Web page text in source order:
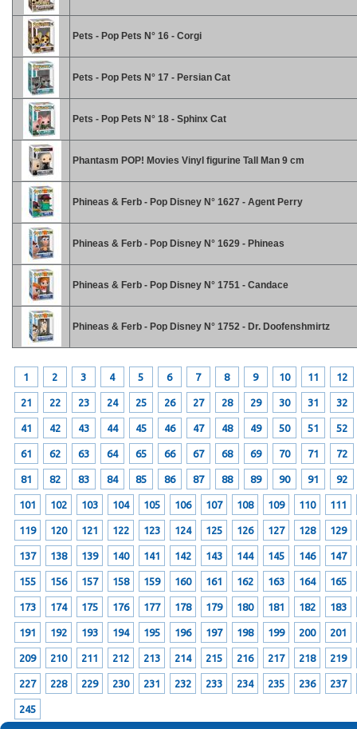
Pets - Pop Pets N° 16 - Corgi
Pets - Pop Pets N° 17 - Persian Cat
Pets - Pop Pets N° 18 - Sphinx Cat
Phantasm POP! Movies Vinyl figurine Tall Man 9 cm
Phineas & Ferb - Pop Disney N° 1627 - Agent Perry
Phineas & Ferb - Pop Disney N° 1629 - Phineas
Phineas & Ferb - Pop Disney N° 1751 - Candace
Phineas & Ferb - Pop Disney N° 1752 - Dr. Doofenshmirtz
1 2 3 4 5 6 7 8 9 10 11 12
21 22 23 24 25 26 27 28 29 30 31 32
41 42 43 44 45 46 47 48 49 50 51 52
61 62 63 64 65 66 67 68 69 70 71 72
81 82 83 84 85 86 87 88 89 90 91 92
101 102 103 104 105 106 107 108 109 110 111
119 120 121 122 123 124 125 126 127 128 129
137 138 139 140 141 142 143 144 145 146 147
155 156 157 158 159 160 161 162 163 164 165
173 174 175 176 177 178 179 180 181 182 183
191 192 193 194 195 196 197 198 199 200 201
209 210 211 212 213 214 215 216 217 218 219
227 228 229 230 231 232 233 234 235 236 237
245